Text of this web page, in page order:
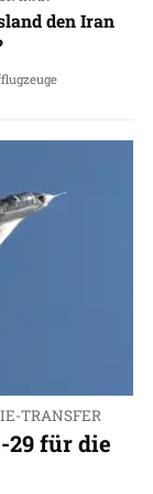
den Iran
TRANSFER
29 für die